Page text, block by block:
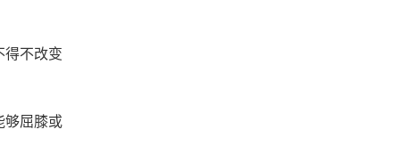
得不改变
够屈膝或